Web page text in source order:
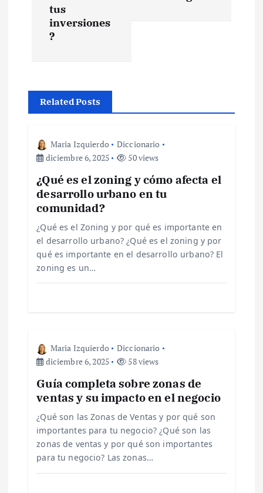
tus
inversiones
?
Related Posts
Maria Izquierdo
Diccionario
diciembre 6, 2025
50 views
¿Qué es el zoning y cómo afecta el
desarrollo urbano en tu
comunidad?
¿Qué es el Zoning y por qué es importante en
el desarrollo urbano? ¿Qué es el zoning y por
qué es importante en el desarrollo urbano? El
zoning es un…
Maria Izquierdo
Diccionario
diciembre 6, 2025
58 views
Guía completa sobre zonas de
ventas y su impacto en el negocio
¿Qué son las Zonas de Ventas y por qué son
importantes para tu negocio? ¿Qué son las
zonas de ventas y por qué son importantes
para tu negocio? Las zonas…